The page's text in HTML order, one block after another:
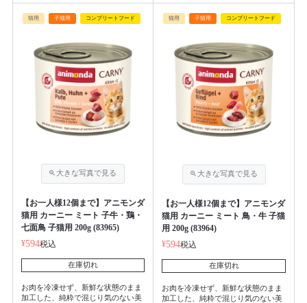
猫用 子猫用 コンプリートフード
【お一人様12個まで】アニモンダ
猫用 カーニー ミート 子牛・鶏・
七面鳥 子猫用 200g (83965)
¥594税込
在庫切れ
お肉を冷凍せず、新鮮な状態のまま
加工した、純粋で混じり気のない美
猫用 子猫用 コンプリートフード
【お一人様12個まで】アニモンダ
猫用 カーニー ミート 鳥・牛 子猫
用 200g (83964)
¥594税込
在庫切れ
お肉を冷凍せず、新鮮な状態のまま
加工した、純粋で混じり気のない美